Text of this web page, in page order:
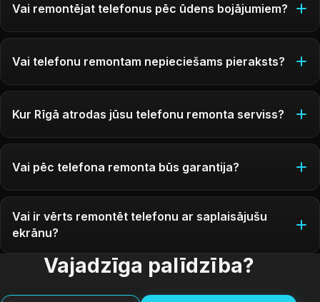
Vai remontējat telefonus pēc ūdens bojājumiem?
Vai telefonu remontam nepieciešams pieraksts?
Kur Rīgā atrodas jūsu telefonu remonta serviss?
Vai pēc telefona remonta būs garantija?
Vai ir vērts remontēt telefonu ar saplaisājušu
ekrānu?
Vajadzīga palīdzība?